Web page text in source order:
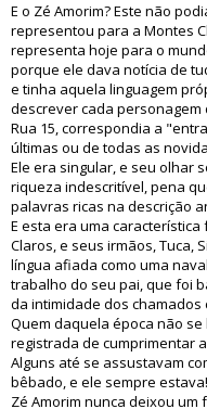
E o Zé Amorim? Este não
representou para a Montes
representa hoje para o
porque ele dava notícia de
e tinha aquela linguagem
descrever cada personagem
Rua 15, correspondia a
últimas ou de todas as
Ele era singular, e seu olhar
riqueza indescritível, pena
palavras ricas na descrição
E esta era uma
Claros, e seus irmãos, Tuca,
língua afiada como uma
trabalho do seu pai, que foi
da intimidade dos chamados
Quem daquela época não se
registrada de cumprimentar
Alguns até se assustavam
bêbado, e ele sempre estava!
Zé Amorim nunca deixou